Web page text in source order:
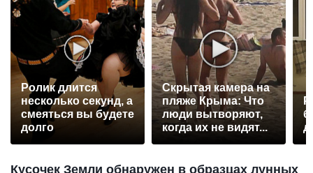
Ролик длится
несколько секунд, а
смеяться вы будете
долго
Скрытая камера на
пляже Крыма: Что
люди вытворяют,
когда их не видят...
Кусочек Земли обнаружен в образцах лунных